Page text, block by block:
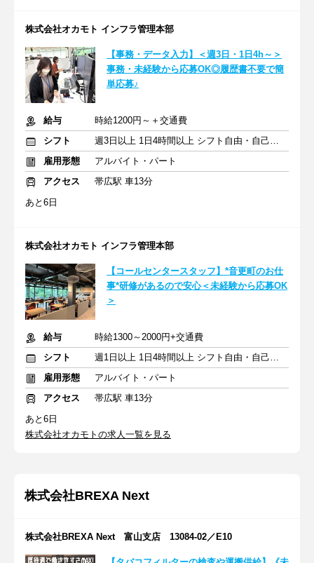
株式会社オカモト インフラ管理本部
【事務・データ入力】＜週3日・1日4h～＞
事務・未経験から応募OK◎履歴書不要で簡
単応募♪
給与
時給1200円～＋交通費
シフト
週3日以上 1日4時間以上 シフト自由・自己申告
雇用形態
アルバイト・パート
アクセス
帯広駅 車13分
あと6日
株式会社オカモト インフラ管理本部
【コールセンタースタッフ】*音更町のお仕
事*研修があるので安心＜未経験から応募OK
＞
給与
時給1300～2000円+交通費
シフト
週1日以上 1日4時間以上 シフト自由・自己申告
雇用形態
アルバイト・パート
アクセス
帯広駅 車13分
あと6日
株式会社オカモトの求人一覧を見る
株式会社BREXA Next
株式会社BREXA Next 富山支店 13084-02／E10